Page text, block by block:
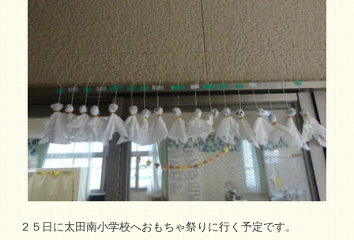
２５日に太田南小学校へおもちゃ祭りに行く予定です。